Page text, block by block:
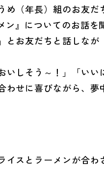
め（年長）組のお友だ
ン』についてのお話を
とお友だちと話しなが
いしそう～！」「いい
わせに喜びながら、夢
イスとラーメンが合わ